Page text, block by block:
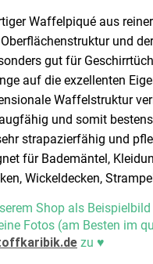
Waffelpiqué aus
und
gut für
auf die exzellenten
Waffelstruktur
und somit
strapazierfähig und
für Bademäntel,
Wickeldecken,
Shop als
Fotos (am Besten im
zu ♥